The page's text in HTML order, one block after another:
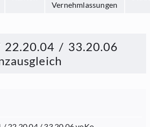
Vernehmlassungen
/ 33.20.06